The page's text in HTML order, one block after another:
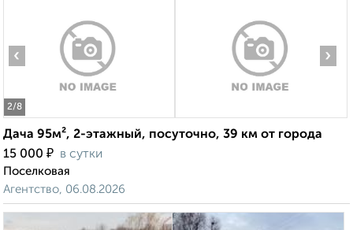
2/8
‹ ›
Дача 95м², 2-этажный, посуточно, 39 км от города
15 000 ₽ в сутки
Поселковая
Агентство, 06.08.2026